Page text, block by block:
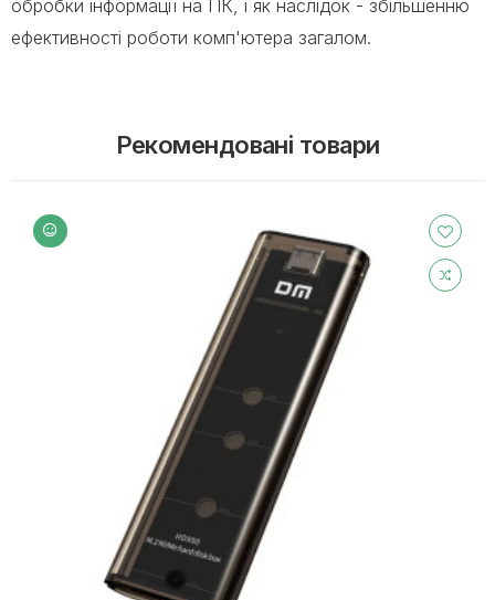
обробки інформації на ПК, і як наслідок - збільшенню
ефективності роботи комп'ютера загалом.
Рекомендовані товари